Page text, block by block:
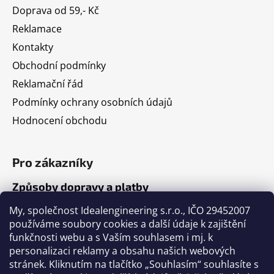
My, společnost Idealengineering s.r.o., IČO 29452007
používáme soubory cookies a další údaje k zajištění
funkčnosti webu a s Vaším souhlasem i mj. k
personalizaci reklamy a obsahu našich webových
stránek. Kliknutím na tlačítko „Souhlasím“ souhlasíte s
Doprava od 59,- Kč
Reklamace
Kontakty
Obchodní podmínky
Reklamační řád
Podmínky ochrany osobních údajů
Hodnocení obchodu
Pro zákazníky
Způsoby dopravy a platby
Jak nakupovat
Články